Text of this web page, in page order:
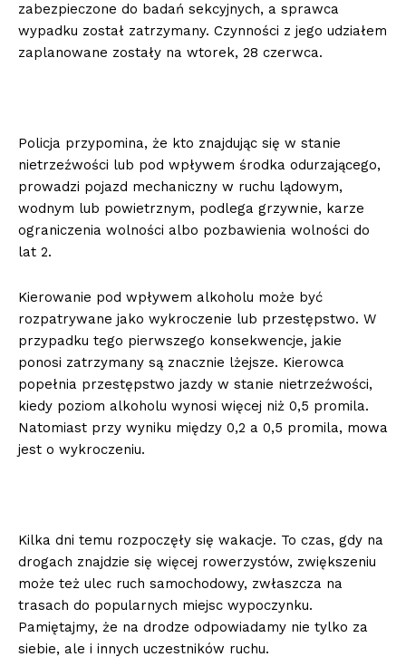
zabezpieczone do badań sekcyjnych, a sprawca
wypadku został zatrzymany. Czynności z jego udziałem
zaplanowane zostały na wtorek, 28 czerwca.
Policja przypomina, że kto znajdując się w stanie
nietrzeźwości lub pod wpływem środka odurzającego,
prowadzi pojazd mechaniczny w ruchu lądowym,
wodnym lub powietrznym, podlega grzywnie, karze
ograniczenia wolności albo pozbawienia wolności do
lat 2.
Kierowanie pod wpływem alkoholu może być
rozpatrywane jako wykroczenie lub przestępstwo. W
przypadku tego pierwszego konsekwencje, jakie
ponosi zatrzymany są znacznie lżejsze. Kierowca
popełnia przestępstwo jazdy w stanie nietrzeźwości,
kiedy poziom alkoholu wynosi więcej niż 0,5 promila.
Natomiast przy wyniku między 0,2 a 0,5 promila, mowa
jest o wykroczeniu.
Kilka dni temu rozpoczęły się wakacje. To czas, gdy na
drogach znajdzie się więcej rowerzystów, zwiększeniu
może też ulec ruch samochodowy, zwłaszcza na
trasach do popularnych miejsc wypoczynku.
Pamiętajmy, że na drodze odpowiadamy nie tylko za
siebie, ale i innych uczestników ruchu.